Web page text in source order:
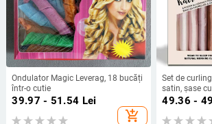
Ondulator Magic Leverag, 18 bucăți
într-o cutie
39.97 - 51.54 Lei
add_shopping_cart
Set de
satin, șase
femei
49.36 -